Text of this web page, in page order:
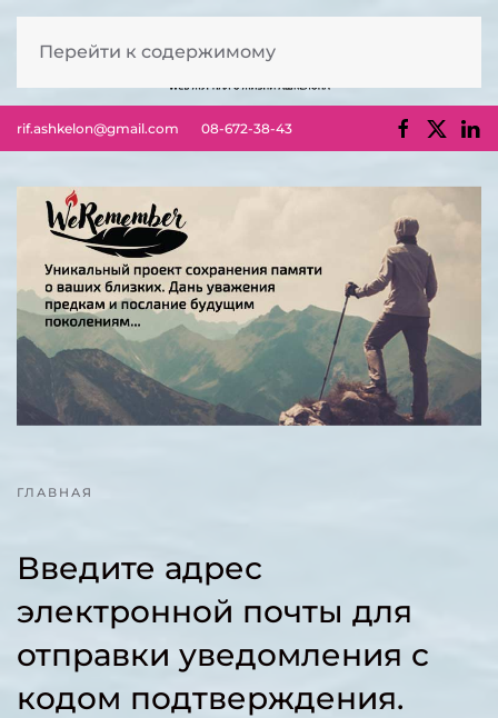
Перейти к содержимому
rif.ashkelon@gmail.com 08-672-38-43
ГЛАВНАЯ
Введите адрес
электронной почты для
отправки уведомления с
кодом подтверждения.